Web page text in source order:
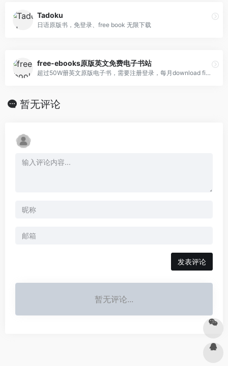
Tadoku
日语原版书，免登录、free book 无限下载
free-ebooks原版英文免费电子书站
超过50W册英文原版电子书，需要注册登录，每月download five free books every month.
暂无评论
发表评论
暂无评论...